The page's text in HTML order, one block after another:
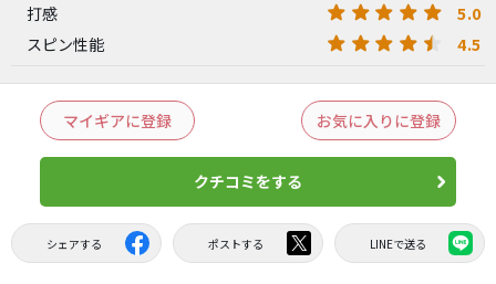
打感 5.0
スピン性能 4.5
マイギアに登録 お気に入りに登録
クチコミをする
シェアする ポストする LINEで送る